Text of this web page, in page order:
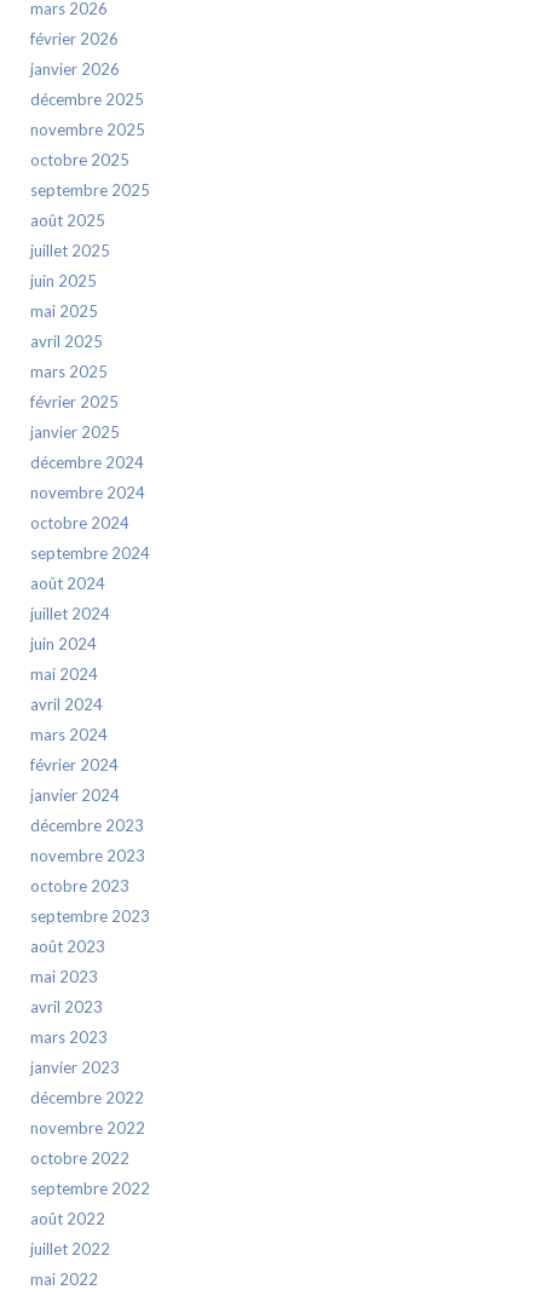
mars 2026
février 2026
janvier 2026
décembre 2025
novembre 2025
octobre 2025
septembre 2025
août 2025
juillet 2025
juin 2025
mai 2025
avril 2025
mars 2025
février 2025
janvier 2025
décembre 2024
novembre 2024
octobre 2024
septembre 2024
août 2024
juillet 2024
juin 2024
mai 2024
avril 2024
mars 2024
février 2024
janvier 2024
décembre 2023
novembre 2023
octobre 2023
septembre 2023
août 2023
mai 2023
avril 2023
mars 2023
janvier 2023
décembre 2022
novembre 2022
octobre 2022
septembre 2022
août 2022
juillet 2022
mai 2022